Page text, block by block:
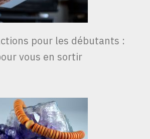
pour les débutants :
vous en sortir